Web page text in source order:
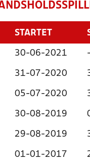
STARTET
30-06-2021 -
31-07-2020
05-07-2020
30-08-2019
29-08-2019
01-01-2017